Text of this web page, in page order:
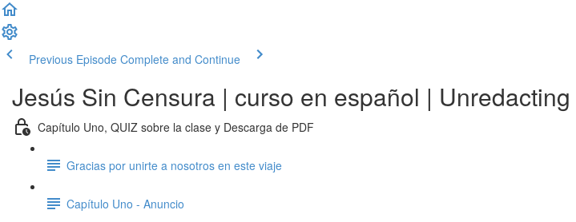
Previous Episode Complete and Continue
Jesús Sin Censura | curso en español |
Capítulo Uno, QUIZ sobre la clase y Descarga de PDF
Gracias por unirte a nosotros en este viaje
Capítulo Uno - Anuncio